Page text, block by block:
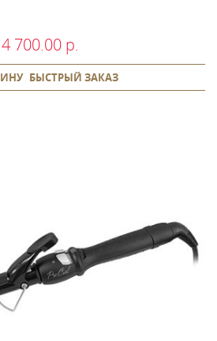
4 700.00 р.
БЫСТРЫЙ ЗАКАЗ